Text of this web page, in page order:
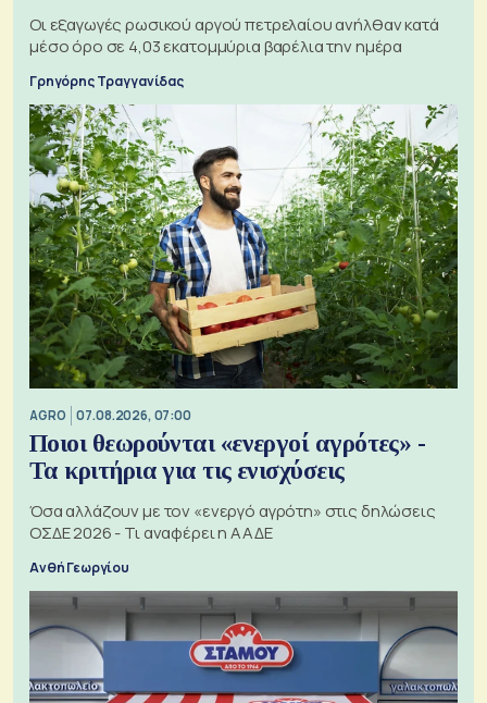
Οι εξαγωγές ρωσικού αργού πετρελαίου ανήλθαν κατά
μέσο όρο σε 4,03 εκατομμύρια βαρέλια την ημέρα
Γρηγόρης Τραγγανίδας
AGRO 07.08.2026, 07:00
Ποιοι θεωρούνται «ενεργοί αγρότες» -
Τα κριτήρια για τις ενισχύσεις
Όσα αλλάζουν με τον «ενεργό αγρότη» στις δηλώσεις
ΟΣΔΕ 2026 - Τι αναφέρει η ΑΑΔΕ
Ανθή Γεωργίου